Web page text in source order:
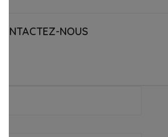
CONTACTEZ-NOUS